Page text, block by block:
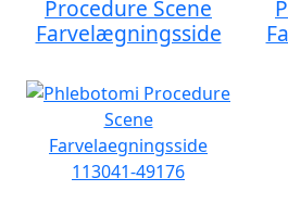
Procedure Scene
Farvelægningsside